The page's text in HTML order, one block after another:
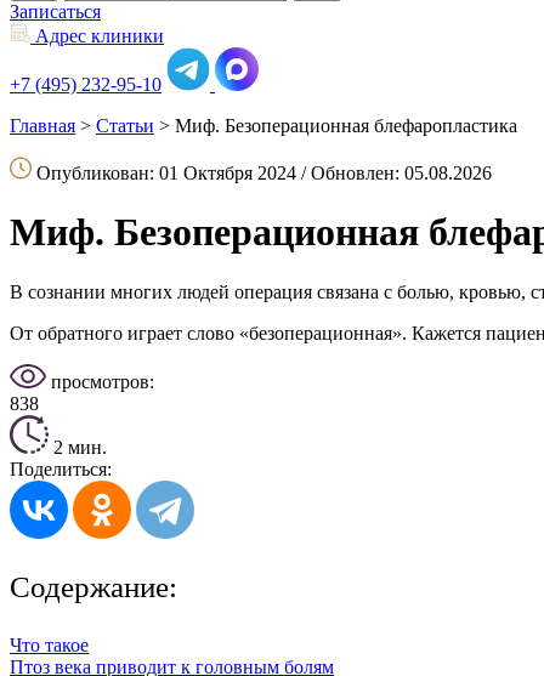
Записаться
Адрес клиники
+7 (495) 232-95-10
Главная > Статьи > Миф. Безоперационная блефаропластика
Опубликован: 01 Октября 2024 / Обновлен: 05.08.2026
Миф. Безоперационная
В сознании многих людей операция связана с болью, кровью,
От обратного играет слово «безоперационная». Кажется
просмотров:
838
2 мин.
Поделиться:
Содержание:
Что такое
Птоз века приводит к головным болям